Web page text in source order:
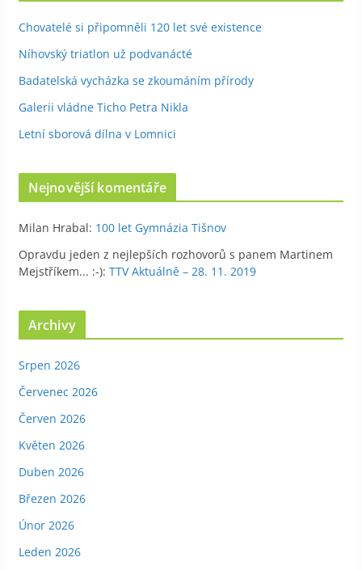
Chovatelé si připomněli 120 let své existence
Níhovský triatlon už podvanácté
Badatelská vycházka se zkoumáním přírody
Galerii vládne Ticho Petra Nikla
Letní sborová dílna v Lomnici
Nejnovější komentáře
Milan Hrabal: 100 let Gymnázia Tišnov
Opravdu jeden z nejlepších rozhovorů s panem Martinem
Mejstříkem... :-): TTV Aktuálně – 28. 11. 2019
Archivy
Srpen 2026
Červenec 2026
Červen 2026
Květen 2026
Duben 2026
Březen 2026
Únor 2026
Leden 2026